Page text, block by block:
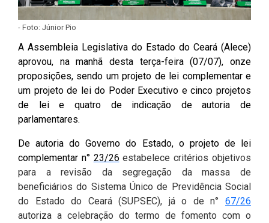
Procuradoria Geral
Tecnologia da Informação
Assessoria Jurídica e Relações
Institucionais
Secretaria Executiva da Mesa
Diretora
Coordenadoria de Eventos e
Cerimonial
Comitê de Imprensa
Pesquisas Sobre o
Desenvolvimento do Ceará -
Malce - Memorial da Alece
Deputado Pontes Neto
Procon Alece
Procuradoria Especial da Mulher
Sala do Empreendedor
Climáticas e Desenvolvimento
do Semiárido
Orçamento, Finanças e
Tributação
Previdência Social e Saúde
Proteção Social e Combate à
Fome
Trabalho, Administração e
Serviço Publico
Turismo e Serviços
- Foto: Júnior Pio
A Assembleia Legislativa do Estado do Ceará (Alece)
aprovou, na manhã desta terça-feira (07/07), onze
proposições, sendo um projeto de lei complementar e
um projeto de lei do Poder Executivo e cinco projetos
de lei e quatro de indicação de autoria de
parlamentares.
De autoria do Governo do Estado, o projeto de lei
complementar n° 23/26 estabelece critérios objetivos
para a revisão da segregação da massa de
beneficiários do Sistema Único de Previdência Social
do Estado do Ceará (SUPSEC), já o de n° 67/26
autoriza a celebração do termo de fomento com o